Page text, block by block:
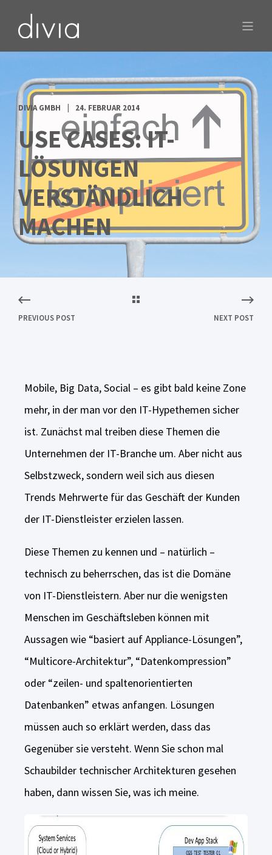
DIVIA GMBH 24. FEBRUAR 2014
USE CASES: IT-
LÖSUNGEN
VERSTÄNDLICH
MACHEN
PREVIOUS POST NEXT POST
Mobile, Big Data, Social – es gibt bald keine Zone
mehr, in der man vor den IT-Hypethemen sicher
ist. Zunächst mal treiben diese Themen die
Unternehmen der IT-Branche um. Aber nicht aus
Selbstzweck, sondern weil sich aus diesen
Trends Mehrwerte für das Geschäft der Kunden
der IT-Dienstleister erzielen lassen.
Diese Themen zu kennen und – natürlich –
technisch zu beherrschen, das ist die Domäne
von IT-Dienstleistern. Aber nur die wenigsten
Menschen im Geschäftsleben können mit
Aussagen wie “basiert auf Appliance-Lösungen”,
“Multicore-Architektur”, “Datenkompression”
oder “zeilen- und spaltenorientierten
Datenbanken” etwas anfangen. Lösungen
müssen auch so erklärt werden, dass das
Gegenüber sie versteht. Wenn Sie schon mal
Schaubilder technischer Architekturen gesehen
haben, dann wissen Sie, was ich meine.